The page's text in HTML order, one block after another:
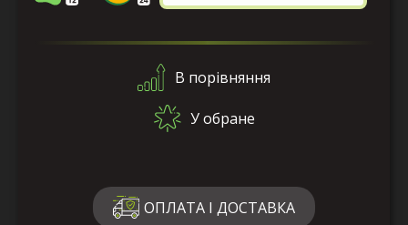
В порівняння
У обране
ОПЛАТА І ДОСТАВКА